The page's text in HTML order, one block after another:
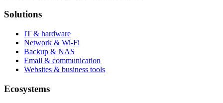
Solutions
IT & hardware
Network & Wi-Fi
Backup & NAS
Email & communication
Websites & business tools
Ecosystems